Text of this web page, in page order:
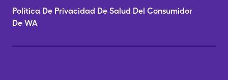
Política De Privacidad De Salud Del Consumidor
De WA